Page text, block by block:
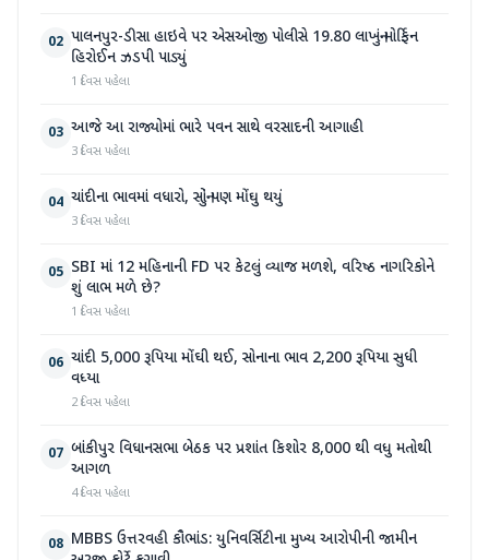
02 પાલનપુર-ડીસા હાઇવે પર એસઓજી પોલીસે 19.80 લાખનું મોર્ફિન
હિરોઈન ઝડપી પાડ્યું
1 દિવસ પહેલા
03 આજે આ રાજ્યોમાં ભારે પવન સાથે વરસાદની આગાહી
3 દિવસ પહેલા
04 ચાંદીના ભાવમાં વધારો, સોનું પણ મોંઘુ થયું
3 દિવસ પહેલા
05 SBI માં 12 મહિનાની FD પર કેટલું વ્યાજ મળશે, વરિષ્ઠ નાગરિકોને
શું લાભ મળે છે?
1 દિવસ પહેલા
06 ચાંદી 5,000 રૂપિયા મોંઘી થઈ, સોનાના ભાવ 2,200 રૂપિયા સુધી
વધ્યા
2 દિવસ પહેલા
07 બાંકીપુર વિધાનસભા બેઠક પર પ્રશાંત કિશોર 8,000 થી વધુ મતોથી
આગળ
4 દિવસ પહેલા
08 MBBS ઉત્તરવહી કૌભાંડ: યુનિવર્સિટીના મુખ્ય આરોપીની જામીન